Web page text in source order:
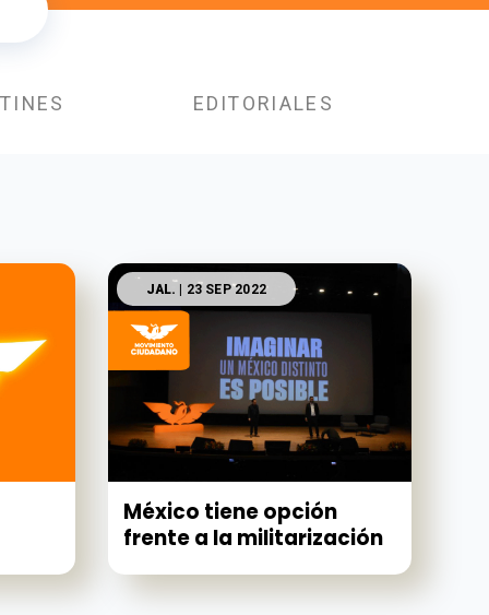
EDITORIALES
JAL. | 23 SEP 2022
México tiene opción
frente a la militarización